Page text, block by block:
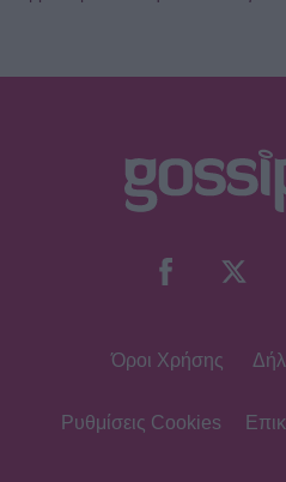
Όροι Χρήσης
Ρυθμίσεις Cookies